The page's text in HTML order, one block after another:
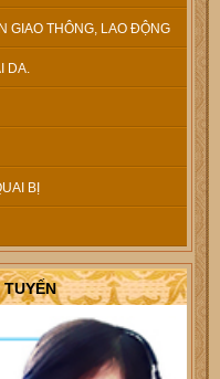
GIAO THÔNG, LAO ĐỘNG
DA.
BỊ